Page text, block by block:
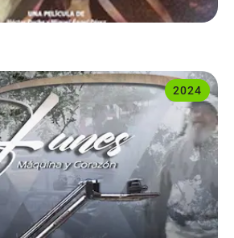
2024